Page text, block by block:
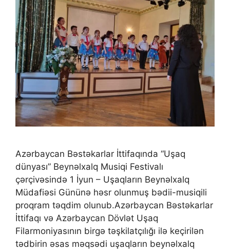
Azərbaycan Bəstəkarlar İttifaqında “Uşaq
dünyası” Beynəlxalq Musiqi Festivalı
çərçivəsində 1 İyun – Uşaqların Beynəlxalq
Müdafiəsi Gününə həsr olunmuş bədii-musiqili
proqram təqdim olunub.Azərbaycan Bəstəkarlar
İttifaqı və Azərbaycan Dövlət Uşaq
Filarmoniyasının birgə təşkilatçılığı ilə keçirilən
tədbirin əsas məqsədi uşaqların beynəlxalq